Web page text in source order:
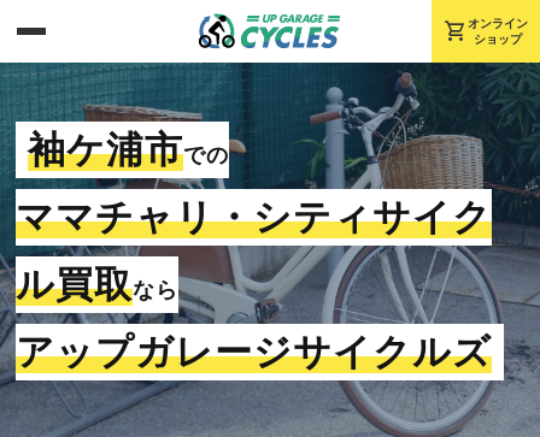
shopping_cart オンライン
ショップ
袖ケ浦市での
ママチャリ・シティサイク
ル買取なら
アップガレージサイクルズ